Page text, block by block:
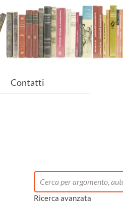
Contatti
Ricerca avanzata